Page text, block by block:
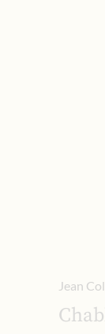
Jean